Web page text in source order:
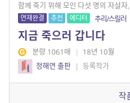
함께 죽기 위해 모인 다섯 명의 자살
연재완결 추천 에디터 추리/스릴러
지금 죽으러 갑니다
분량 1061매 | 18년 10월
정해연 출판 | 등록작가
작